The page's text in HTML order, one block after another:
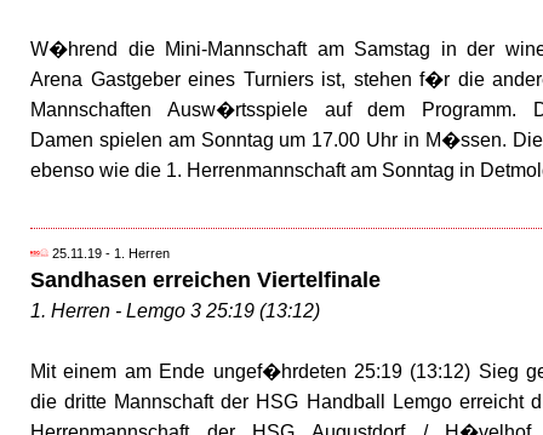
W�hrend die Mini-Mannschaft am Samstag in der
Arena Gastgeber eines Turniers ist, stehen f�r die
Mannschaften Ausw�rtsspiele auf dem Programm.
Damen spielen am Sonntag um 17.00 Uhr in M�ssen.
ebenso wie die 1. Herrenmannschaft am Sonntag in
25.11.19 - 1. Herren
Sandhasen erreichen Viertelfinale
1. Herren - Lemgo 3 25:19 (13:12)
Mit einem am Ende ungef�hrdeten 25:19 (13:12) Sieg
die dritte Mannschaft der HSG Handball Lemgo erreicht